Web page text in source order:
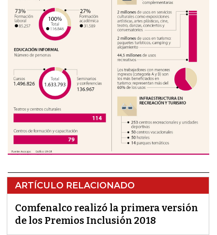
ARTÍCULO RELACIONADO
Comfenalco realizó la primera versión
de los Premios Inclusión 2018